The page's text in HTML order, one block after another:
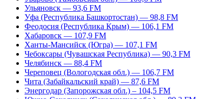
Ульяновск — 93,6 FM
Уфа (Республика Башкортостан) — 98,8 FM
Феодосия (Республика Крым) — 106,1 FM
Хабаровск — 107,9 FM
Ханты-Мансийск (Югра) — 107,1 FM
Чебоксары (Чувашская Республика) — 90,3 FM
Челябинск — 88,4 FM
Череповец (Вологодская обл.) — 106,7 FM
Чита (Забайкальский край) — 87,6 FM
Энергодар (Запорожская обл.) – 104,5 FM